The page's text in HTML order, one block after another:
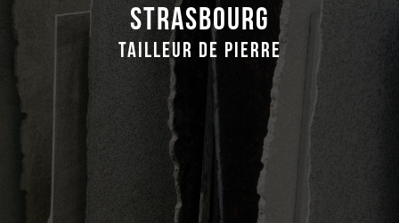
Strasbourg
Tailleur de pierre